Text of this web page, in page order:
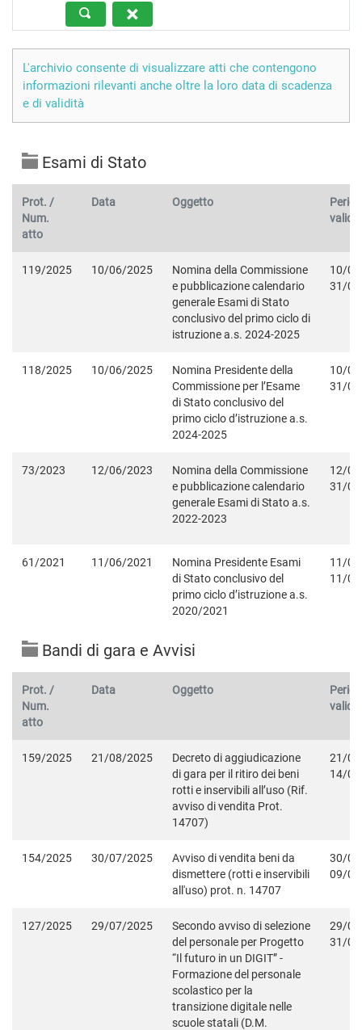
L'archivio consente di visualizzare atti che contengono
informazioni rilevanti anche oltre la loro data di scadenza
e di validità
Esami di Stato
Prot. /
Num.
atto
Data Oggetto
119/2025 10/06/2025
Nomina della Commissione
e pubblicazione calendario
generale Esami di Stato
conclusivo del primo ciclo di
istruzione a.s. 2024-2025
10/
31/
118/2025 10/06/2025
Nomina Presidente della
Commissione per l’Esame
di Stato conclusivo del
primo ciclo d’istruzione a.s.
2024-2025
10/
31/
73/2023 12/06/2023
Nomina della Commissione
e pubblicazione calendario
generale Esami di Stato a.s.
2022-2023
12/
31/
61/2021 11/06/2021
Nomina Presidente Esami
di Stato conclusivo del
primo ciclo d’istruzione a.s.
2020/2021
11/
11/
Bandi di gara e Avvisi
Prot. /
Num.
atto
Data Oggetto
159/2025 21/08/2025
Decreto di aggiudicazione
di gara per il ritiro dei beni
rotti e inservibili all’uso (Rif.
avviso di vendita Prot.
14707)
21/
14/
154/2025 30/07/2025
Avviso di vendita beni da
dismettere (rotti e inservibili
all'uso) prot. n. 14707
30/
09/
127/2025 29/07/2025
Secondo avviso di selezione
del personale per Progetto
“Il futuro in un DIGIT” -
Formazione del personale
scolastico per la
transizione digitale nelle
scuole statali (D.M.
29/
31/